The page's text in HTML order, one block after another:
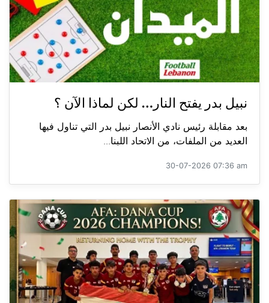
نبيل بدر يفتح النار… لكن لماذا الآن ؟
بعد مقابلة رئيس نادي الأنصار نبيل بدر التي تناول فيها
العديد من الملفات، من الاتحاد اللبنا...
30-07-2026 07:36 am